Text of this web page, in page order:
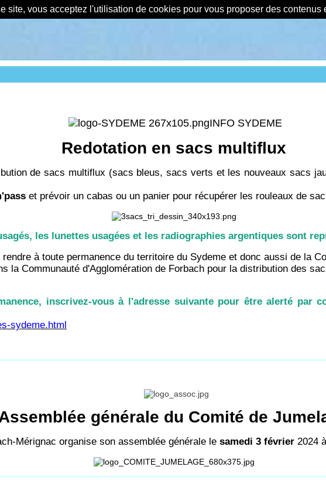
site, vous acceptez l'utilisation de cookies pour vous proposer des contenus
INFO SYDEME
Redotation en sacs multiflux
de sacs multiflux (sacs bleus, sacs verts et les nouveaux sacs
et prévoir un cabas ou un panier pour récupérer les rouleaux de
les lunettes usagées et les radiographies argentiques sont
à toute permanence du territoire du Sydeme et donc aussi de la
la Communauté d'Agglomération de Forbach pour la distribution des
inscrivez-vous à l'adresse suivante pour être alerté par
sydeme.html
générale du Comité de
Mérignac organise son assemblée générale le samedi 3 février 2024